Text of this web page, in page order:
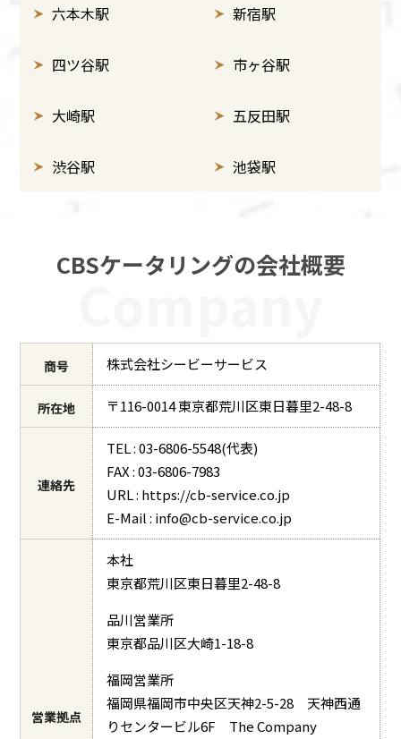
六本木駅 新宿駅
四ツ谷駅 市ヶ谷駅
大崎駅 五反田駅
渋谷駅 池袋駅
CBSケータリングの会社概要
商号 株式会社シービーサービス
所在地 〒116-0014 東京都荒川区東日暮里2-48-8
連絡先
TEL : 03-6806-5548(代表)
FAX : 03-6806-7983
URL : https://cb-service.co.jp
E-Mail : info@cb-service.co.jp
営業拠点
本社
東京都荒川区東日暮里2-48-8
品川営業所
東京都品川区大崎1-18-8
福岡営業所
福岡県福岡市中央区天神2-5-28 天神西通
りセンタービル6F The Company